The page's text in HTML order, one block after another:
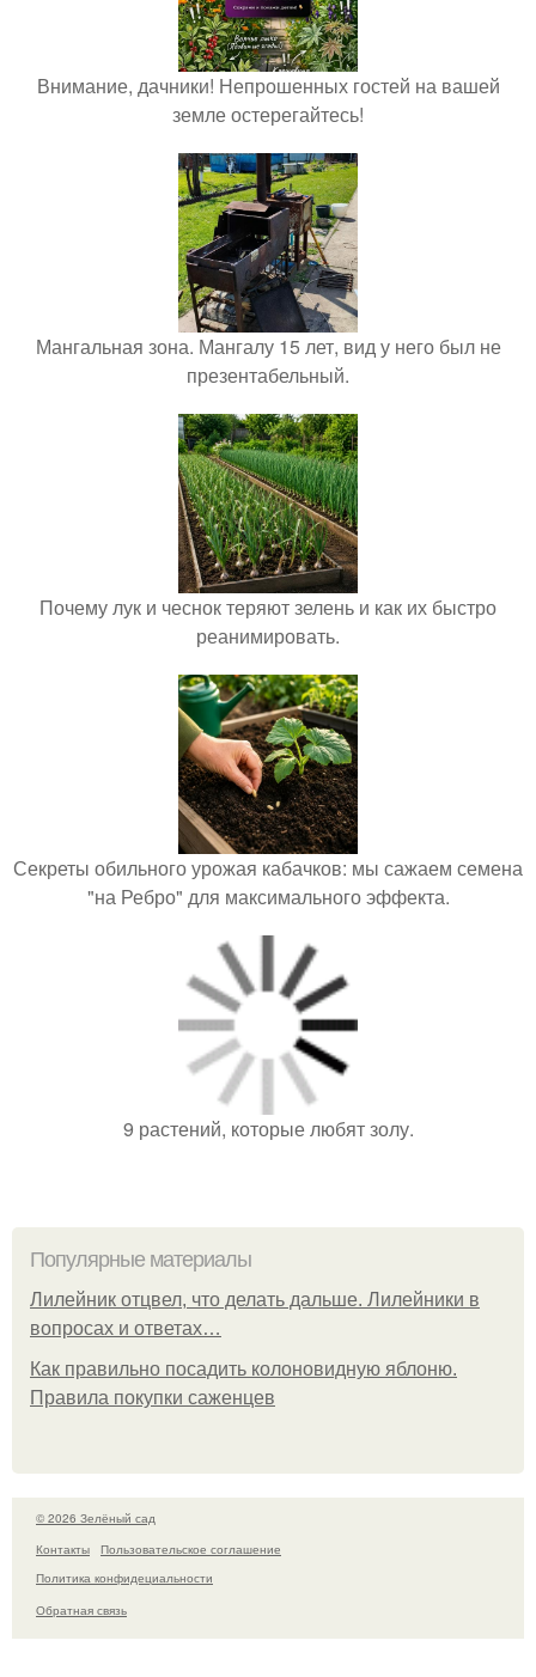
Внимание, дачники! Непрошенных гостей на вашей
земле остерегайтесь!
Мангальная зона. Мангалу 15 лет, вид у него был не
презентабельный.
Почему лук и чеснок теряют зелень и как их быстро
реанимировать.
Секреты обильного урожая кабачков: мы сажаем семена
"на Ребро" для максимального эффекта.
9 растений, которые любят золу.
Популярные материалы
Лилейник отцвел, что делать дальше. Лилейники в
вопросах и ответах…
Как правильно посадить колоновидную яблоню.
Правила покупки саженцев
© 2026 Зелёный сад
Контакты
Пользовательское соглашение
Политика конфидециальности
Обратная связь